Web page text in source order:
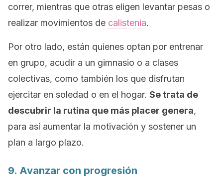
correr, mientras que otras eligen levantar pesas o
realizar movimientos de calistenia.
Por otro lado, están quienes optan por entrenar
en grupo, acudir a un gimnasio o a clases
colectivas, como también los que disfrutan
ejercitar en soledad o en el hogar. Se trata de
descubrir la rutina que más placer genera,
para así aumentar la motivación y sostener un
plan a largo plazo.
9. Avanzar con progresión